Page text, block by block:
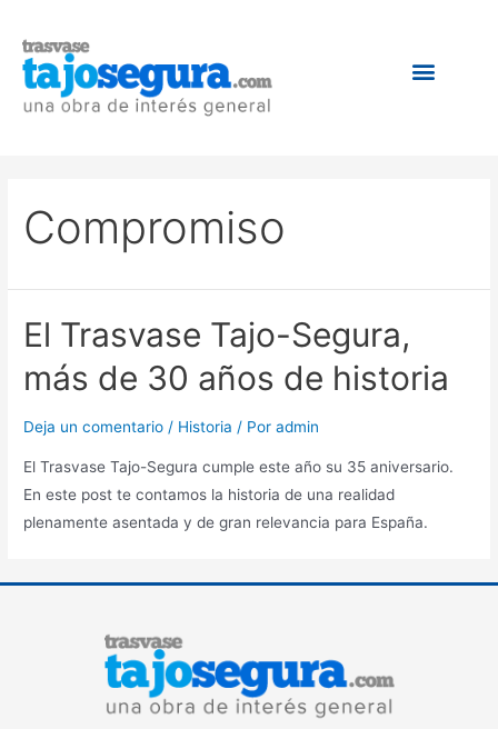
Compromiso
El Trasvase Tajo-Segura,
más de 30 años de historia
Deja un comentario / Historia / Poradmin
El Trasvase Tajo-Segura cumple este año su 35 aniversario.
En este post te contamos la historia de una realidad
plenamente asentada y de gran relevancia para España.